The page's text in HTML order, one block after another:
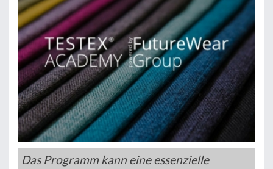
Das Programm kann eine essenzielle